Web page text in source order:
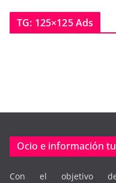
TG: 125×125 Ads
Ocio e información
Con el objetivo